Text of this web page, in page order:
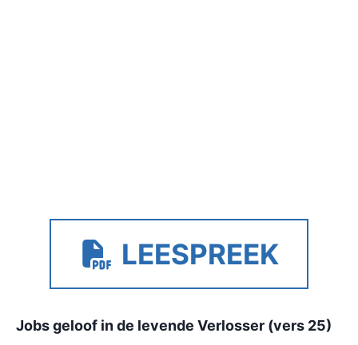
LEESPREEK
Jobs geloof in de levende Verlosser (vers 25)